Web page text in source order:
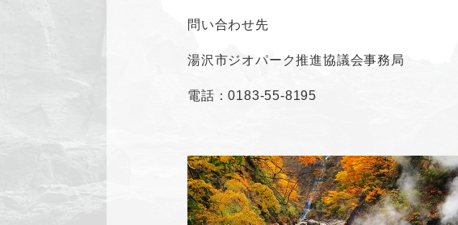
問い合わせ先
湯沢市ジオパーク推進協議会事務局
電話：0183-55-8195